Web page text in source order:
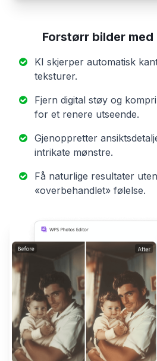
Forstørr bilder
KI skjerper automatisk
teksturer.
Fjern digital støy og
for et renere utseende.
Gjenoppretter
intrikate mønstre.
Få naturlige resultater
«overbehandlet» følelse.